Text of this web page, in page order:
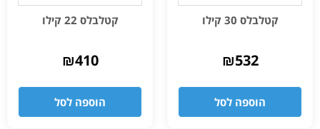
קטלבלס 30 קילו
₪532
הוספה לסל
קטלבלס 22 קילו
₪410
הוספה לסל